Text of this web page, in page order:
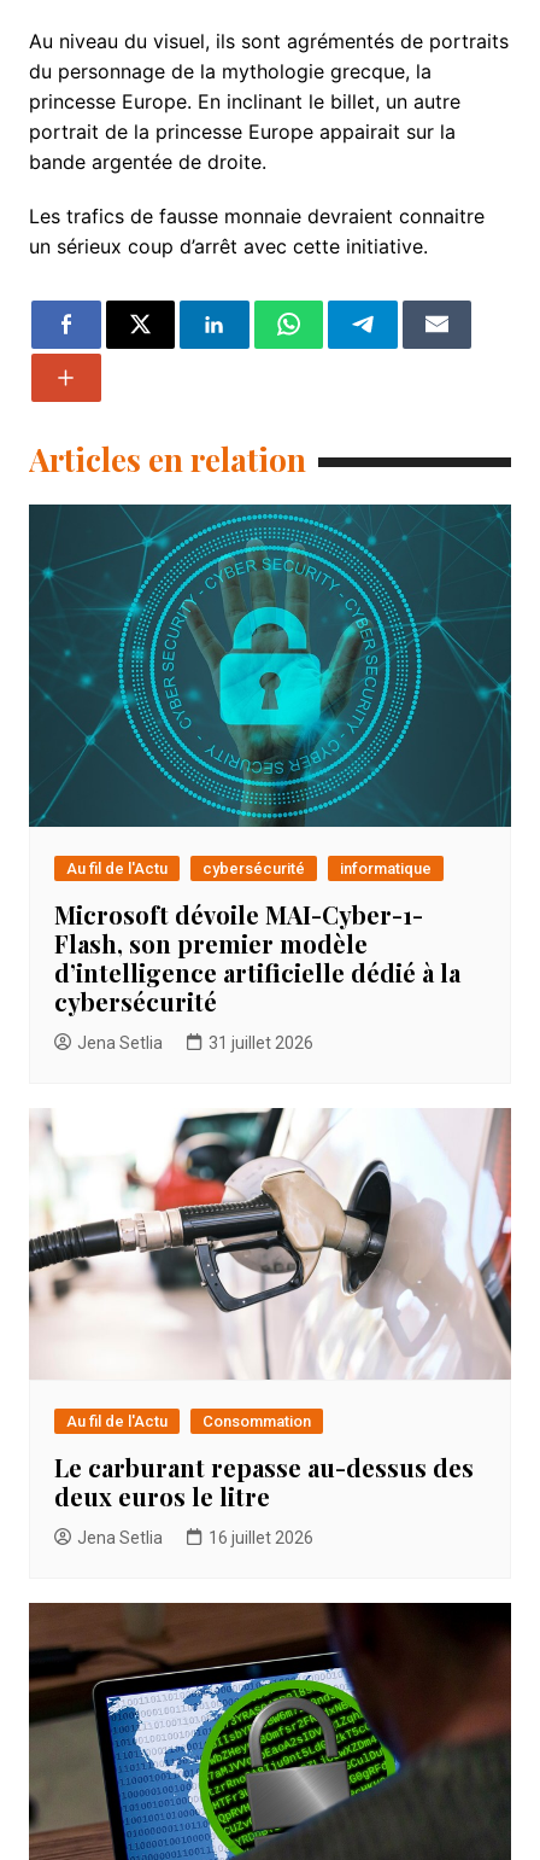
Au niveau du visuel, ils sont agrémentés de portraits
du personnage de la mythologie grecque, la
princesse Europe. En inclinant le billet, un autre
portrait de la princesse Europe appairait sur la
bande argentée de droite.
Les trafics de fausse monnaie devraient connaitre
un sérieux coup d’arrêt avec cette initiative.
Articles en relation
Au fil de l'Actu cybersécurité informatique
Microsoft dévoile MAI-Cyber-1-
Flash, son premier modèle
d’intelligence artificielle dédié à la
cybersécurité
Jena Setlia 31 juillet 2026
Au fil de l'Actu Consommation
Le carburant repasse au-dessus des
deux euros le litre
Jena Setlia 16 juillet 2026